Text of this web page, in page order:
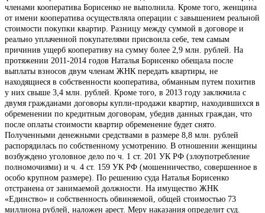
членами кооператива Борисенко не выполнила. Кроме того, женщина
от имени кооператива осуществляла операции с завышением реальной
стоимости покупки квартир. Разницу между суммой в договоре и
реально уплаченной покупателями присвоила себе, тем самым
причинив ущерб кооперативу на сумму более 2,9 млн. рублей. На
протяжении 2011-2014 годов Наталья Борисенко обещала после
выплаты взносов двум членам ЖНК передать квартиры, не
находящиеся в собственности кооператива, обманным путем похитив
у них свыше 3,4 млн. рублей. Кроме того, в 2013 году заключила с
двумя гражданами договоры купли-продажи квартир, находившихся в
обременении по кредитным договорам, убедив данных граждан, что
после оплаты стоимости квартир обременение будет снято.
Полученными денежными средствами в размере 8,8 млн. рублей
распорядилась по собственному усмотрению. В отношении женщины
возбуждено уголовное дело по ч. 1 ст. 201 УК РФ (злоупотребление
полномочиями) и ч. 4 ст. 159 УК РФ (мошенничество, совершенное в
особо крупном размере). По решению суда Наталья Борисенко
отстранена от занимаемой должности. На имущество ЖНК
«Единство» и собственность обвиняемой, общей стоимостью 73
миллиона рублей, наложен арест. Меру наказания определит суд.